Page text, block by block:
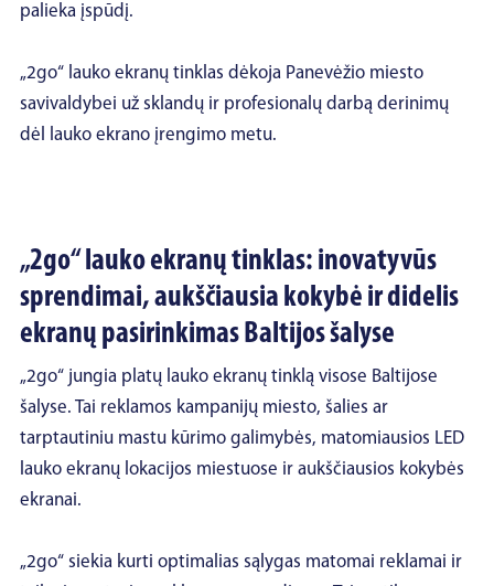
palieka įspūdį.
„2go“ lauko ekranų tinklas dėkoja Panevėžio miesto
savivaldybei už sklandų ir profesionalų darbą derinimų
dėl lauko ekrano įrengimo metu.
„2go“ lauko ekranų tinklas: inovatyvūs
sprendimai, aukščiausia kokybė ir didelis
ekranų pasirinkimas Baltijos šalyse
„2go“ jungia platų lauko ekranų tinklą visose Baltijose
šalyse. Tai reklamos kampanijų miesto, šalies ar
tarptautiniu mastu kūrimo galimybės, matomiausios LED
lauko ekranų lokacijos miestuose ir aukščiausios kokybės
ekranai.
„2go“ siekia kurti optimalias sąlygas matomai reklamai ir